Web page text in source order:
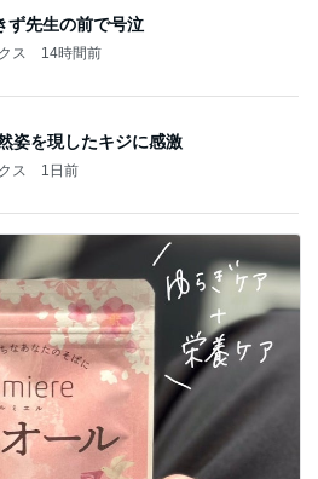
ず先生の前で号泣
ス 14時間前
姿を現したキジに感激
ス 1日前